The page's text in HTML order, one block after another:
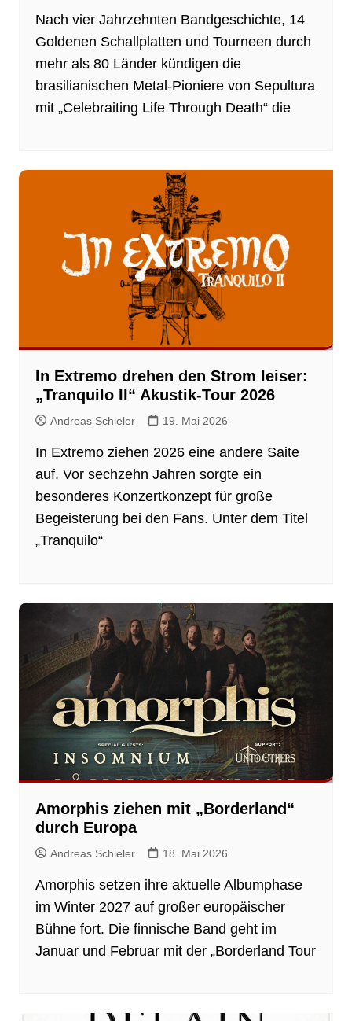
Nach vier Jahrzehnten Bandgeschichte, 14
Goldenen Schallplatten und Tourneen durch
mehr als 80 Länder kündigen die
brasilianischen Metal-Pioniere von Sepultura
mit „Celebraiting Life Through Death“ die
In Extremo drehen den Strom leiser:
„Tranquilo II“ Akustik-Tour 2026
Andreas Schieler 19. Mai 2026
In Extremo ziehen 2026 eine andere Saite
auf. Vor sechzehn Jahren sorgte ein
besonderes Konzertkonzept für große
Begeisterung bei den Fans. Unter dem Titel
„Tranquilo“
Amorphis ziehen mit „Borderland“
durch Europa
Andreas Schieler 18. Mai 2026
Amorphis setzen ihre aktuelle Albumphase
im Winter 2027 auf großer europäischer
Bühne fort. Die finnische Band geht im
Januar und Februar mit der „Borderland Tour